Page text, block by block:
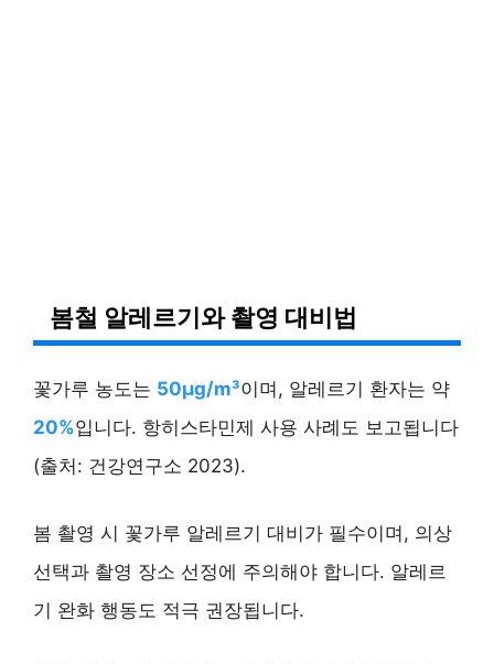
봄철 알레르기와 촬영 대비법
꽃가루 농도는 50μg/m³이며, 알레르기 환자는 약
20%입니다. 항히스타민제 사용 사례도 보고됩니다
(출처: 건강연구소 2023).
봄 촬영 시 꽃가루 알레르기 대비가 필수이며, 의상
선택과 촬영 장소 선정에 주의해야 합니다. 알레르
기 완화 행동도 적극 권장됩니다.